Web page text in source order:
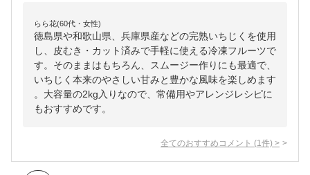
らら花(60代・女性)
徳島県や和歌山県、兵庫県産などの完熟いちじくを使用
し、皮むき・カット済みで手軽に使える冷凍フルーツで
す。そのままはもちろん、スムージー作りにも最適で、
いちじく本来のやさしい甘みと豊かな風味を楽しめます
。大容量の2kg入りなので、常備用やアレンジレシピに
もおすすめです。
全てのおすすめコメント (1 件) >